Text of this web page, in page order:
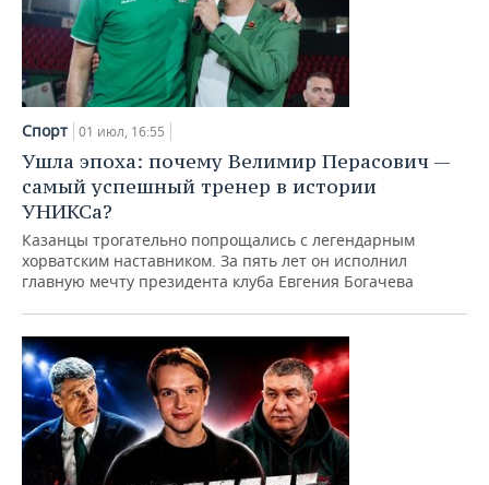
Спорт 01 июл, 16:55
Ушла эпоха: почему Велимир Перасович —
самый успешный тренер в истории
УНИКСа?
Казанцы трогательно попрощались с легендарным
хорватским наставником. За пять лет он исполнил
главную мечту президента клуба Евгения Богачева